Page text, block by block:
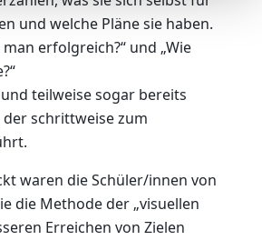
und welche Pläne sie haben.
erfolgreich?“ und „Wie
teilweise sogar bereits
schrittweise zum
waren die Schüler/innen von
die Methode der „visuellen
Erreichen von Zielen